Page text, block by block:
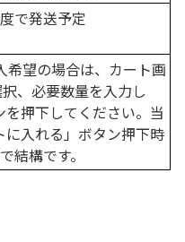
で発送予定
望の場合は、カート画
、必要数量を入力し
を押下してください。当
に入れる」ボタン押下時
結構です。